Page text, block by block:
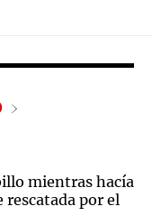
mientras hacía
rescatada por el